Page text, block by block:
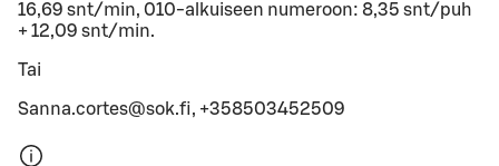
16,69 snt/min, 010-al­kui­seen nu­me­roon: 8,35 snt/puh
+ 12,09 snt/min.
Tai
Sanna.cortes@sok.fi, +358503452509